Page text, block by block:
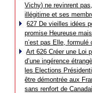
Vichy) ne revinrent
illégitime et ses
627 De vieilles idées
promise Heureuse
n’est pas Elle, formulé
Art 626 Créer une Loi
d’une ingérence
les Elections
être démontrée aux
sans renfort de